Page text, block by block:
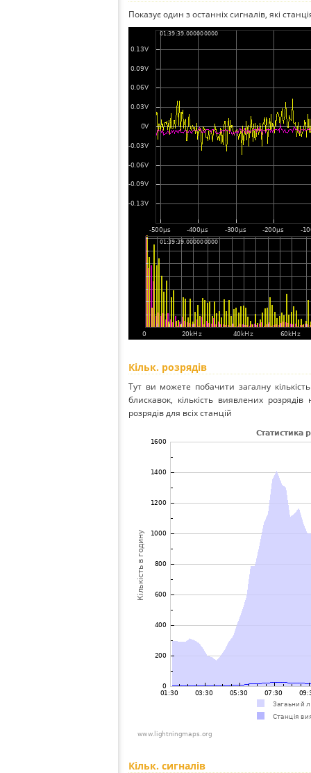
Показує один з останніх сигналів, які
Кільк. розрядів
Тут ви можете побачити загалну
блискавок, кількість виявлених
розрядів для всіх станцій
Кільк. сигналів